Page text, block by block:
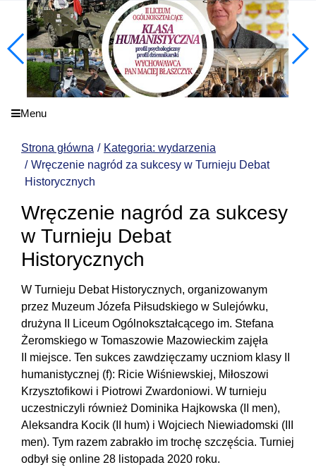
Menu
Strona główna
Kategoria: wydarzenia
Wręczenie nagród za sukcesy w Turnieju Debat
Historycznych
Wręczenie nagród za sukcesy
w Turnieju Debat
Historycznych
W Turnieju Debat Historycznych, organizowanym
przez Muzeum Józefa Piłsudskiego w Sulejówku,
drużyna II Liceum Ogólnokształcącego im. Stefana
Żeromskiego w Tomaszowie Mazowieckim zajęła
II miejsce. Ten sukces zawdzięczamy uczniom klasy II
humanistycznej (f): Ricie Wiśniewskiej, Miłoszowi
Krzysztofikowi i Piotrowi Zwardoniowi. W turnieju
uczestniczyli również Dominika Hajkowska (II men),
Aleksandra Kocik (II hum) i Wojciech Niewiadomski (III
men). Tym razem zabrakło im trochę szczęścia. Turniej
odbył się online 28 listopada 2020 roku.